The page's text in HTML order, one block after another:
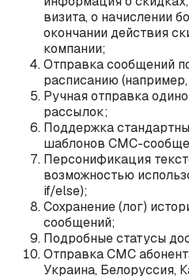
визита, о начислении
окончании действия
компании;
Отправка сообщений
расписанию
Ручная отправка
рассылок;
Поддержка
шаблонов СМС-
Персонификация
возможностью
if/else);
Сохранение (лог)
сообщений;
Подробные статусы
Отправка СМС
Украина, Белоруссия,